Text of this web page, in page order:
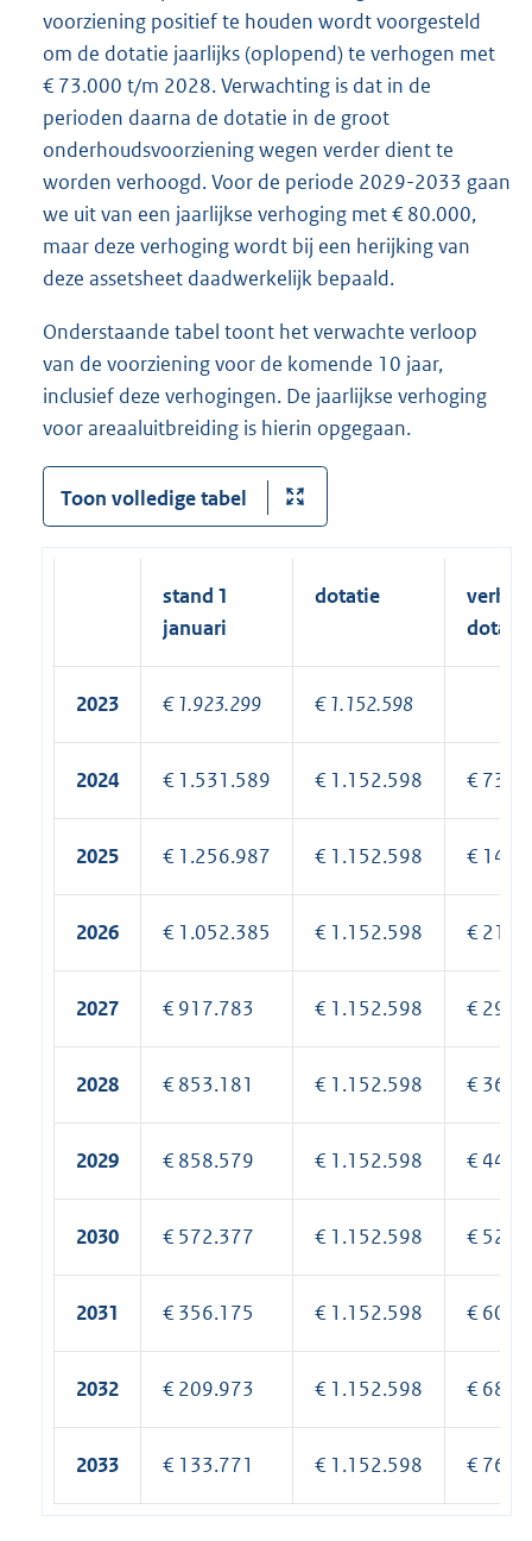
voorziening positief te houden wordt voorgesteld
om de dotatie jaarlijks (oplopend) te verhogen met
€ 73.000 t/m 2028. Verwachting is dat in de
perioden daarna de dotatie in de groot
onderhoudsvoorziening wegen verder dient te
worden verhoogd. Voor de periode 2029-2033 gaan
we uit van een jaarlijkse verhoging met € 80.000,
maar deze verhoging wordt bij een herijking van
deze assetsheet daadwerkelijk bepaald.
Onderstaande tabel toont het verwachte verloop
van de voorziening voor de komende 10 jaar,
inclusief deze verhogingen. De jaarlijkse verhoging
voor areaaluitbreiding is hierin opgegaan.
Toon volledige tabel
stand 1
januari
dotatie
dotatie
2023 € 1.923.299 € 1.152.598
2024 € 1.531.589 € 1.152.598 €
2025 € 1.256.987 € 1.152.598 €
2026 € 1.052.385 € 1.152.598 €
2027 € 917.783 € 1.152.598 €
2028 € 853.181 € 1.152.598 €
2029 € 858.579 € 1.152.598 €
2030 € 572.377 € 1.152.598 €
2031 € 356.175 € 1.152.598 €
2032 € 209.973 € 1.152.598 €
2033 € 133.771 € 1.152.598 €